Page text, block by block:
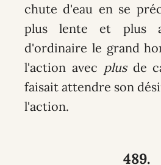
chute d'eau en se
plus lente et plus
d'ordinaire le grand
l'action avec plusde
faisait attendre son
l'action.
489.